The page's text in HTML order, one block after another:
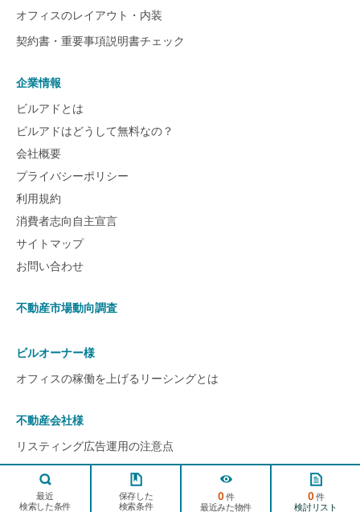
最近
検索した条件
保存した
検索条件
0件
最近みた物件
0件
検討リスト
オフィスのレイアウト・内装
契約書・重要事項説明書チェック
企業情報
ビルアドとは
ビルアドはどうして無料なの？
会社概要
プライバシーポリシー
利用規約
消費者志向自主宣言
サイトマップ
お問い合わせ
不動産市場動向調査
ビルオーナー様
オフィスの稼働を上げるリーシングとは
不動産会社様
リスティング広告運用の注意点
© 2022 ビルアド All rights reserved.
ページ
TOPへ